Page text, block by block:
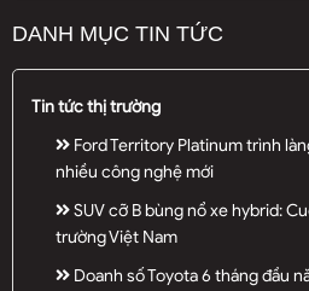
DANH MỤC TIN TỨC
Tin tức thị trường
Ford Territory Platinum trình
nhiều công nghệ mới
SUV cỡ B bùng nổ xe hybrid:
trường Việt Nam
Doanh số Toyota 6 tháng đầu